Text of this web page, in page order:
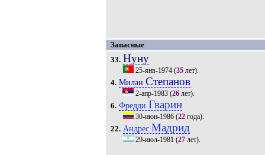
Запасные
33. Нуну
25-янв-1974(35лет).
4. Милан Степанов
2-апр-1983(26лет).
6. Фредди Гварин
30-июн-1986(22года).
22. Андрес Мадрид
29-июл-1981 (27лет).